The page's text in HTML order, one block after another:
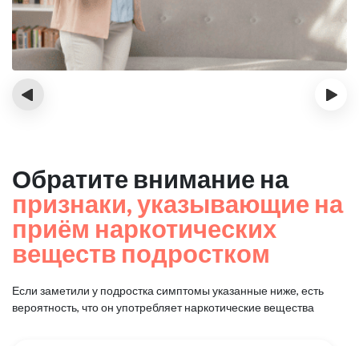
‹ ›
Обратите внимание на
признаки, указывающие на
приём наркотических
веществ подростком
Если заметили у подростка симптомы указанные ниже, есть
вероятность, что он употребляет наркотические вещества